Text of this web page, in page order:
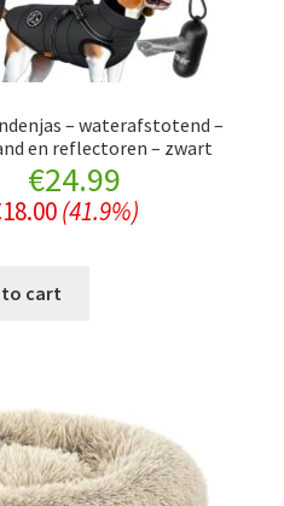
– waterafstotend –
en reflectoren – zwart
Original
price
was:
€24.99Current
price
18.00 (41.9%)
to cart